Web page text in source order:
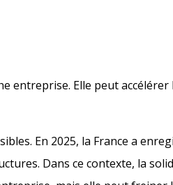
entreprise. Elle peut
En 2025, la France a
Dans ce contexte, la